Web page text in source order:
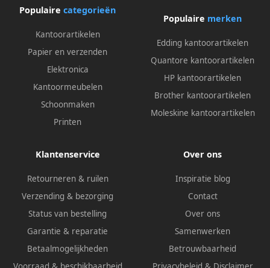
Populaire categorieën
Kantoorartikelen
Papier en verzenden
Elektronica
Kantoormeubelen
Schoonmaken
Printen
Populaire merken
Edding kantoorartikelen
Quantore kantoorartikelen
HP kantoorartikelen
Brother kantoorartikelen
Moleskine kantoorartikelen
Klantenservice
Retourneren & ruilen
Verzending & bezorging
Status van bestelling
Garantie & reparatie
Betaalmogelijkheden
Over ons
Inspiratie blog
Contact
Over ons
Samenwerken
Betrouwbaarheid